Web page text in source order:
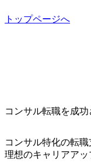
るため、エンジニ
keto_kajita/)） 多様
も関わらず、外資
系コンサルティン
による引っ越し費用
※顔出しは不要です
ングファームや、
ている。 <u>ワンプ
り、<u>営業活動に
力可能</u> 従業員
トップページへ
コンサル転職を成功
コンサル特化の転職
理想のキャリアアッ